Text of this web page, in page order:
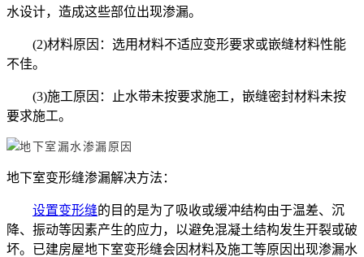
水设计，造成这些部位出现渗漏。
(2)材料原因：选用材料不适应变形要求或嵌缝材料性能
不佳。
(3)施工原因：止水带未按要求施工，嵌缝密封材料未按
要求施工。
地下室变形缝渗漏解决方法：
设置变形缝的目的是为了吸收或缓冲结构由于温差、沉
降、振动等因素产生的应力，以避免混凝土结构发生开裂或破
坏。已建房屋地下室变形缝会因材料及施工等原因出现渗漏水